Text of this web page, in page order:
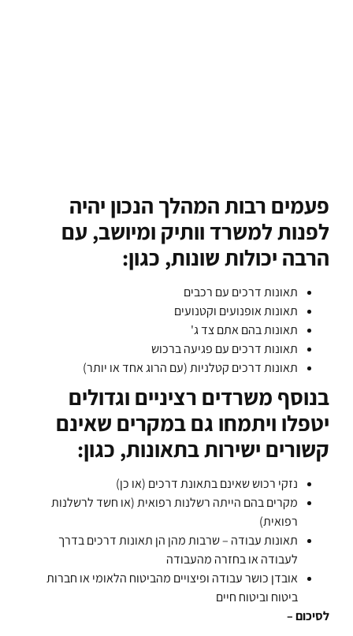
פעמים רבות המהלך הנכון יהיה
לפנות למשרד וותיק ומיושב, עם
הרבה יכולות שונות, כגון:
תאונות דרכים עם רכבים
תאונות אופנועים וקטנועים
תאונות בהם אתם צד ג'
תאונות דרכים עם פגיעה ברכוש
תאונות דרכים קטלניות (עם הרוג אחד או יותר)
בנוסף משרדים רציניים וגדולים
יטפלו ויתמחו גם במקרים שאינם
קשורים ישירות בתאונות, כגון:
נזקי רכוש שאינם בתאונת דרכים (או כן)
מקרים בהם הייתה רשלנות רפואית (או חשד לרשלנות
רפואית)
תאונות עבודה – שרבות מהן הן תאונות דרכים בדרך
לעבודה או בחזרה מהעבודה
אובדן כושר עבודה ופיצויים מהביטוח הלאומי או חברות
ביטוח וביטוח חיים
לסיכום –